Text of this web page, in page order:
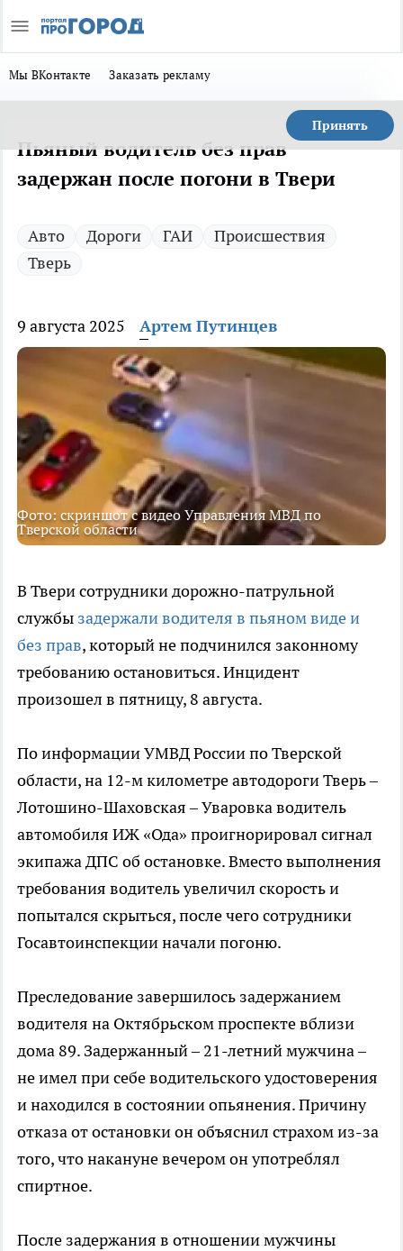
Мы ВКонтакте Заказать рекламу
Принять
Пьяный водитель без прав
задержан после погони в Твери
Авто Дороги ГАИ
Происшествия
Тверь
9 августа 2025 Артем Путинцев
Фото: скриншот с видео Управления МВД по
Тверской области
В Твери сотрудники дорожно-патрульной
службы задержали водителя в пьяном виде и
без прав, который не подчинился законному
требованию остановиться. Инцидент
произошел в пятницу, 8 августа.
По информации УМВД России по Тверской
области, на 12-м километре автодороги Тверь –
Лотошино-Шаховская – Уваровка водитель
автомобиля ИЖ «Ода» проигнорировал сигнал
экипажа ДПС об остановке. Вместо выполнения
требования водитель увеличил скорость и
попытался скрыться, после чего сотрудники
Госавтоинспекции начали погоню.
Преследование завершилось задержанием
водителя на Октябрьском проспекте вблизи
дома 89. Задержанный – 21-летний мужчина –
не имел при себе водительского удостоверения
и находился в состоянии опьянения. Причину
отказа от остановки он объяснил страхом из-за
того, что накануне вечером он употреблял
спиртное.
После задержания в отношении мужчины